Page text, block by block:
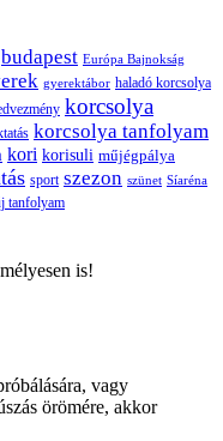
budapest Európa Bajnokság
gyerektábor haladó korcsolya
korcsolya
korcsolya tanfolyam
kori korisuli műjégpálya
sport szezon szünet Síaréna
tanfolyam
is!
vagy
örömére, akkor